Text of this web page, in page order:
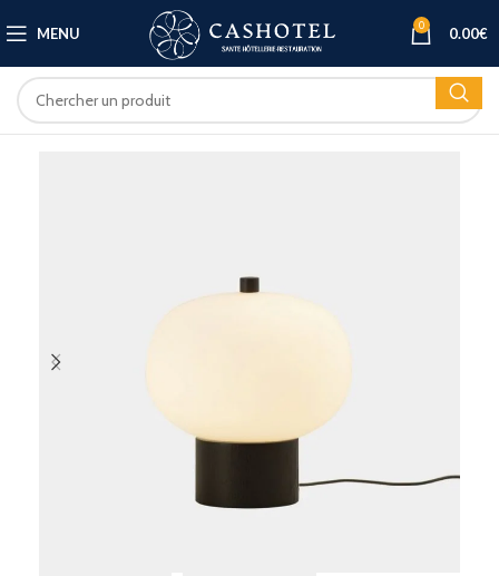
MENU 0 0.00€